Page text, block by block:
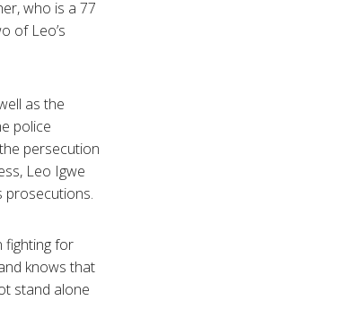
who is a 77
of Leo’s
as the
police
persecution
Leo Igwe
prosecutions.
fighting for
knows that
stand alone